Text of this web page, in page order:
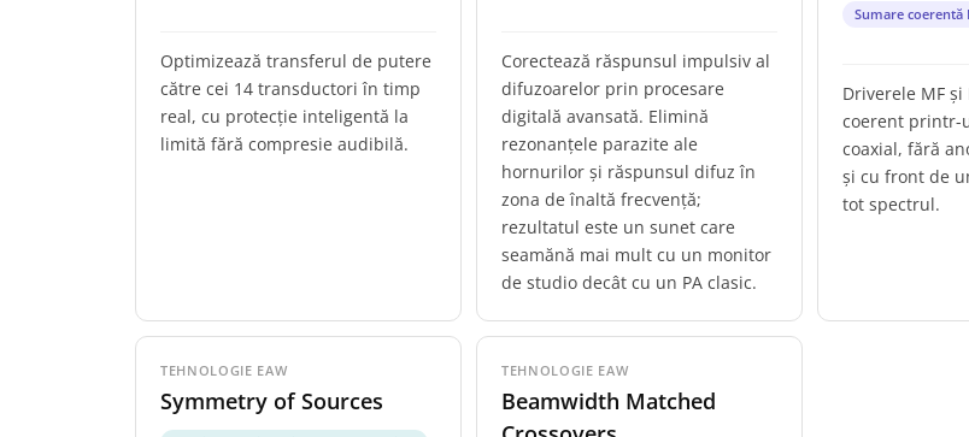
Optimizează transferul de putere
către cei 14 transductori în timp
real, cu protecție inteligentă la
limită fără compresie audibilă.
Corectează răspunsul impulsiv al
difuzoarelor prin procesare
digitală avansată. Elimină
rezonanțele parazite ale
hornurilor și răspunsul difuz în
zona de înaltă frecvență;
rezultatul este un sunet care
seamănă mai mult cu un monitor
de studio decât cu un PA clasic.
Sumare coerentă
Driverele MF și
coerent printr-
coaxial, fără
și cu front de
tot spectrul.
TEHNOLOGIE EAW
Symmetry of Sources
TEHNOLOGIE EAW
Beamwidth Matched